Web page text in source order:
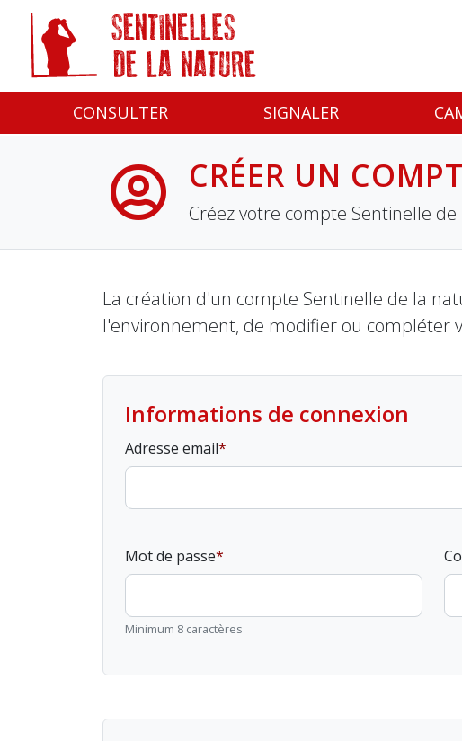
CONSULTER SIGNALER
CRÉER UN
Créez votre compte Sentinelle
La création d'un compte Sentinelle de la
l'environnement, de modifier ou compléter
Informations de connexion
Adresse email
Mot de passe
Minimum 8 caractères
Panneau de gestion des cookies